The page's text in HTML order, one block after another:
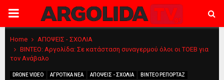
PRIMARY
MENU
Home
ΑΠΟΨΕΙΣ - ΣΧΟΛΙΑ
ΒΙΝΤΕΟ: Αργολίδα: Σε κατάσταση συναγερμού όλοι οι ΤΟΕΒ για
τον Ανάβαλο
DRONE VIDEO ΑΓΡΟΤΙΚΑ ΝΕΑ ΑΠΟΨΕΙΣ - ΣΧΟΛΙΑ
ΒΙΝΤΕΟ ΡΕΠΟΡΤΑΖ